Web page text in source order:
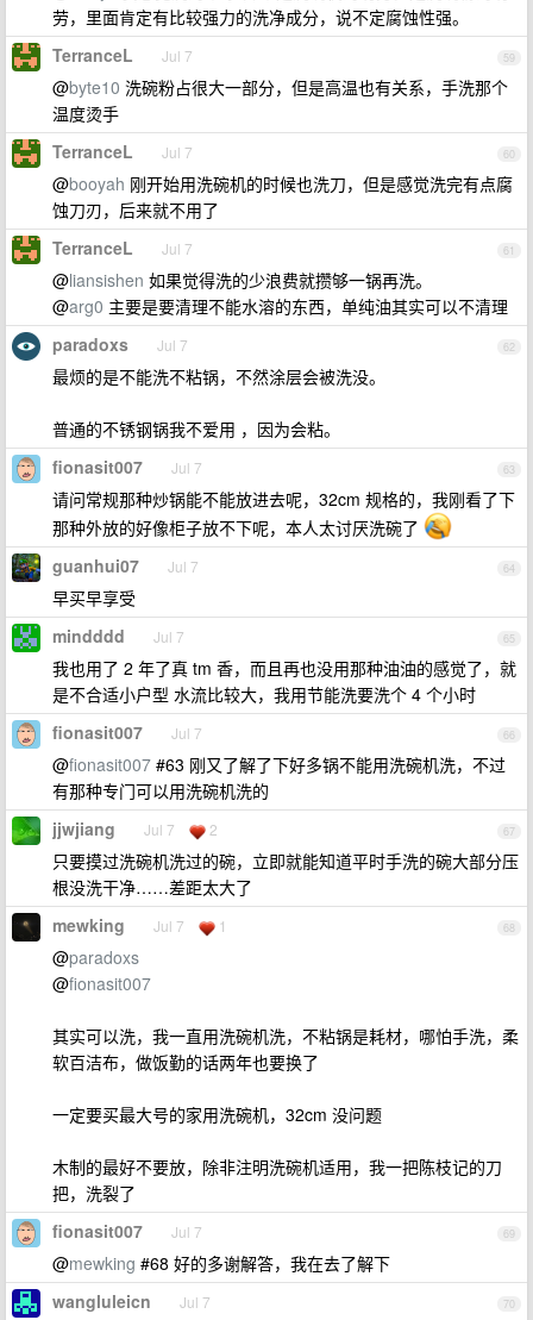
劳，里面肯定有比较强力的洗净成分，说不定腐蚀性强。
59
TerranceL Jul 7
@byte10 洗碗粉占很大一部分，但是高温也有关系，手洗那个
温度烫手
60
TerranceL Jul 7
@booyah 刚开始用洗碗机的时候也洗刀，但是感觉洗完有点腐
蚀刀刃，后来就不用了
61
TerranceL Jul 7
@liansishen 如果觉得洗的少浪费就攒够一锅再洗。
@arg0 主要是要清理不能水溶的东西，单纯油其实可以不清理
62
paradoxs Jul 7
最烦的是不能洗不粘锅，不然涂层会被洗没。
普通的不锈钢锅我不爱用 ，因为会粘。
63
fionasit007 Jul 7
请问常规那种炒锅能不能放进去呢，32cm 规格的，我刚看了下
那种外放的好像柜子放不下呢，本人太讨厌洗碗了
64
guanhui07 Jul 7
早买早享受
65
mindddd Jul 7
我也用了 2 年了真 tm 香，而且再也没用那种油油的感觉了，就
是不合适小户型 水流比较大，我用节能洗要洗个 4 个小时
66
fionasit007 Jul 7
@fionasit007 #63 刚又了解了下好多锅不能用洗碗机洗，不过
有那种专门可以用洗碗机洗的
67
jjwjiang Jul 7 2
只要摸过洗碗机洗过的碗，立即就能知道平时手洗的碗大部分压
根没洗干净……差距太大了
68
mewking Jul 7 1
@paradoxs
@fionasit007
其实可以洗，我一直用洗碗机洗，不粘锅是耗材，哪怕手洗，柔
软百洁布，做饭勤的话两年也要换了
一定要买最大号的家用洗碗机，32cm 没问题
木制的最好不要放，除非注明洗碗机适用，我一把陈枝记的刀
把，洗裂了
69
fionasit007 Jul 7
@mewking #68 好的多谢解答，我在去了解下
70
wangluleicn Jul 7